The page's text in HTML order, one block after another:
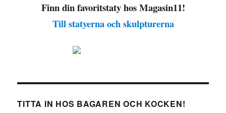
Finn din favoritstaty hos Magasin11!
Till statyerna och skulpturerna
TITTA IN HOS BAGAREN OCH KOCKEN!